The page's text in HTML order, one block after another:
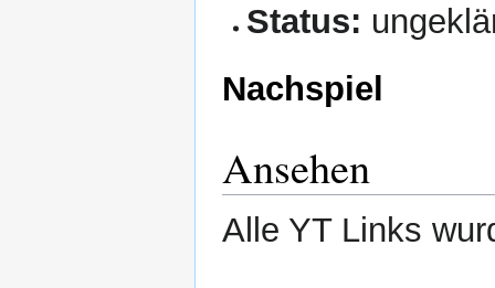
Status:
Nachspiel
Ansehen
Alle YT Links